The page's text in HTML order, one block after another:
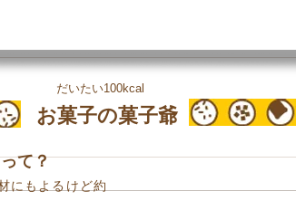
だいたい100kcal
お菓子の菓子爺
て？
にもよるけど約